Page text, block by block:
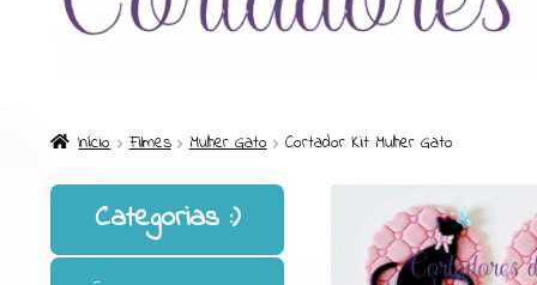
Início Filmes Mulher Gato Cortador Kit Mulher Gato
Categorias